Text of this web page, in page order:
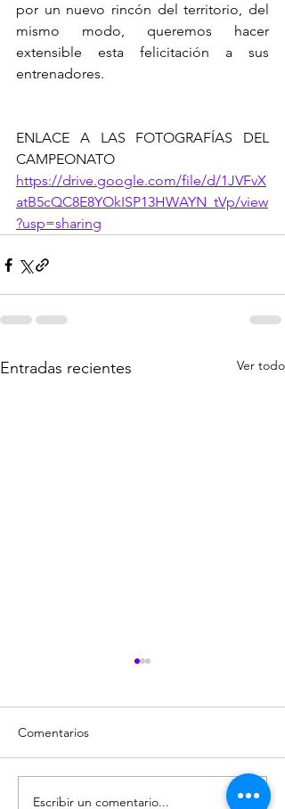
por un nuevo rincón del territorio, del
mismo modo, queremos hacer
extensible esta felicitación a sus
entrenadores.
ENLACE A LAS FOTOGRAFÍAS DEL
CAMPEONATO
https://drive.google.com/file/d/1JVFvX
atB5cQC8E8YOkISP13HWAYN_tVp/view
?usp=sharing
Entradas recientes Ver todo
El Bahía de Cádiz mide
Comentarios
Escribir un comentario...